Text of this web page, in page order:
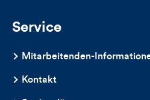
Service
Mitarbeitenden-
Kontakt